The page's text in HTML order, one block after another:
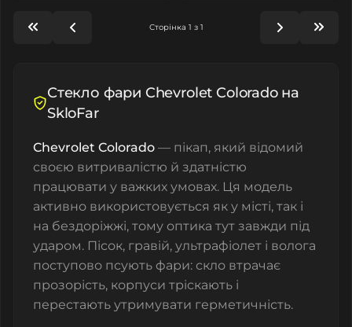
Сторінка 1 з 1
Стекло фари Chevrolet Colorado на
SkloFar
Chevrolet Colorado — пікап, який відомий
своєю витривалістю й здатністю
працювати у важких умовах. Ця модель
активно використовується як у місті, так і
на бездоріжжі, тому оптика тут завжди під
ударом. Пісок, гравій, ультрафіолет і волога
поступово псують фари: скло втрачає
прозорість, корпуси тріскають і
перестають утримувати герметичність.